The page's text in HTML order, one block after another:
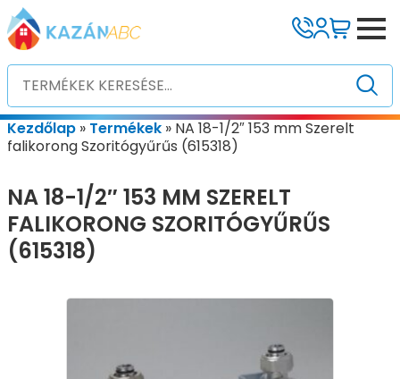
Kezdőlap » Termékek » NA 18-1/2″ 153 mm Szerelt
falikorong Szoritógyűrűs (615318)
NA 18-1/2″ 153 MM SZERELT
FALIKORONG SZORITÓGYŰRŰS
(615318)